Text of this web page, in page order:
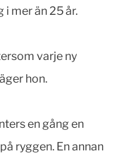
mer än 25 år.
varje ny
hon.
en gång en
ryggen. En annan